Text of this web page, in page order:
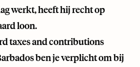
werkt, heeft hij recht op
loon.
taxes and contributions
ben je verplicht om bij